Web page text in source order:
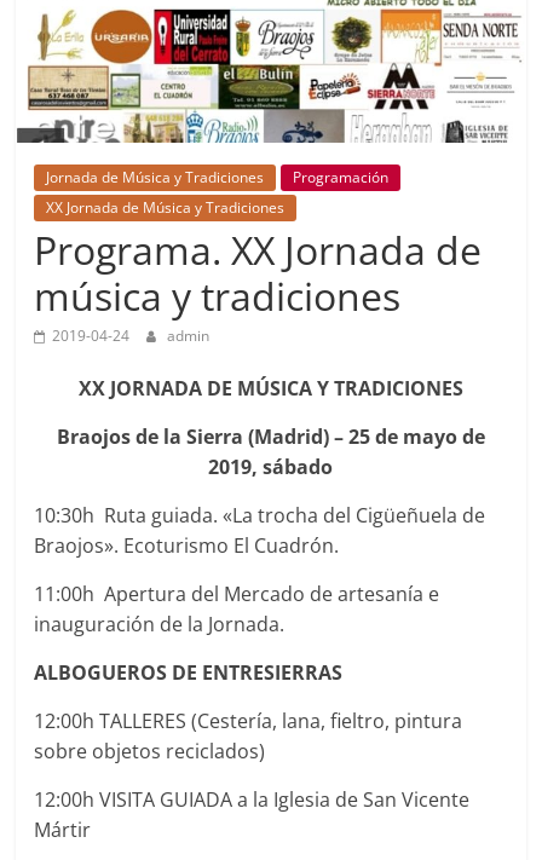
Jornada de Música y Tradiciones
Programación
XX Jornada de Música y Tradiciones
Programa. XX Jornada de
música y tradiciones
2019-04-24 admin
XX JORNADA DE MÚSICA Y TRADICIONES
Braojos de la Sierra (Madrid) – 25 de mayo de
2019, sábado
10:30h Ruta guiada. «La trocha del Cigüeñuela de
Braojos». Ecoturismo El Cuadrón.
11:00h Apertura del Mercado de artesanía e
inauguración de la Jornada.
ALBOGUEROS DE ENTRESIERRAS
12:00h TALLERES (Cestería, lana, fieltro, pintura
sobre objetos reciclados)
12:00h VISITA GUIADA a la Iglesia de San Vicente
Mártir